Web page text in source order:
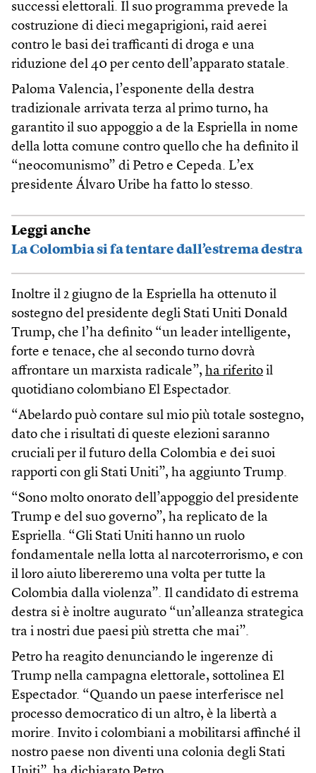
successi elettorali. Il suo programma prevede la
costruzione di dieci megaprigioni, raid aerei
contro le basi dei trafficanti di droga e una
riduzione del 40 per cento dell’apparato statale.
Paloma Valencia, l’esponente della destra
tradizionale arrivata terza al primo turno, ha
garantito il suo appoggio a de la Espriella in nome
della lotta comune contro quello che ha definito il
“neocomunismo” di Petro e Cepeda. L’ex
presidente Álvaro Uribe ha fatto lo stesso.
Leggi anche
La Colombia si fa tentare dall’estrema destra
Inoltre il 2 giugno de la Espriella ha ottenuto il
sostegno del presidente degli Stati Uniti Donald
Trump, che l’ha definito “un leader intelligente,
forte e tenace, che al secondo turno dovrà
affrontare un marxista radicale”, ha riferito il
quotidiano colombiano El Espectador.
“Abelardo può contare sul mio più totale sostegno,
dato che i risultati di queste elezioni saranno
cruciali per il futuro della Colombia e dei suoi
rapporti con gli Stati Uniti”, ha aggiunto Trump.
“Sono molto onorato dell’appoggio del presidente
Trump e del suo governo”, ha replicato de la
Espriella. “Gli Stati Uniti hanno un ruolo
fondamentale nella lotta al narcoterrorismo, e con
il loro aiuto libereremo una volta per tutte la
Colombia dalla violenza”. Il candidato di estrema
destra si è inoltre augurato “un’alleanza strategica
tra i nostri due paesi più stretta che mai”.
Petro ha reagito denunciando le ingerenze di
Trump nella campagna elettorale, sottolinea El
Espectador. “Quando un paese interferisce nel
processo democratico di un altro, è la libertà a
morire. Invito i colombiani a mobilitarsi affinché il
nostro paese non diventi una colonia degli Stati